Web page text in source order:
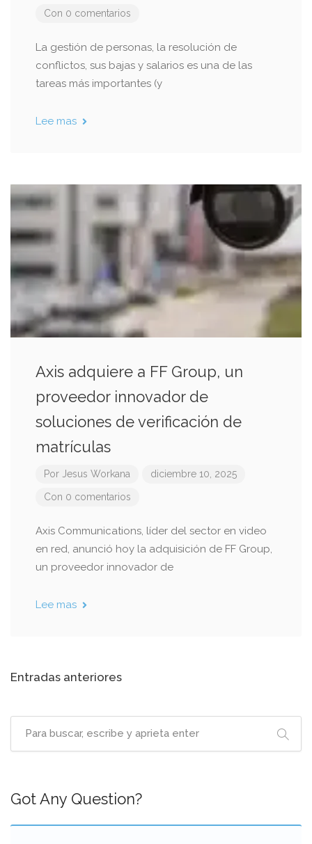
Con 0 comentarios
La gestión de personas, la resolución de
conflictos, sus bajas y salarios es una de las
tareas más importantes (y
Lee mas
Axis adquiere a FF Group, un
proveedor innovador de
soluciones de verificación de
matrículas
Por Jesus Workana diciembre 10, 2025
Con 0 comentarios
Axis Communications, líder del sector en video
en red, anunció hoy la adquisición de FF Group,
un proveedor innovador de
Lee mas
Navegación
entradas
Entradas anteriores
Got Any Question?